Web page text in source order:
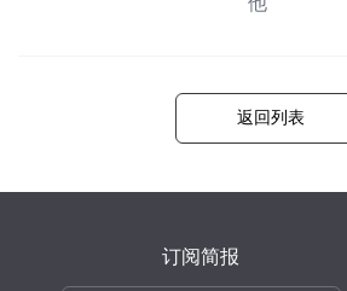
返回列表
订阅简报